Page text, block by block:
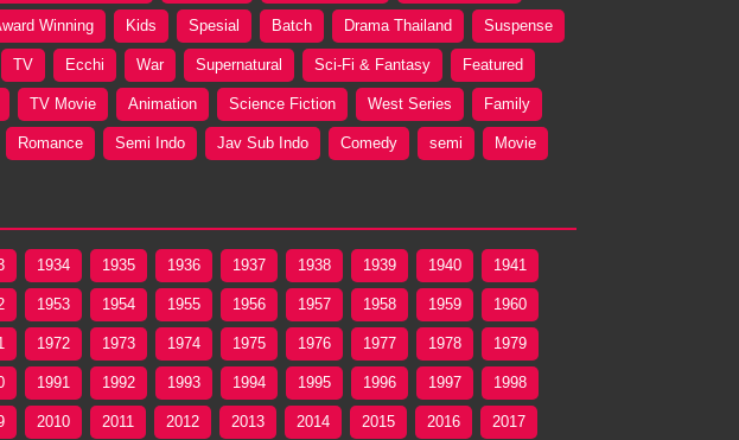
Winning Kids Spesial Batch Drama Thailand Suspense
TV Ecchi War Supernatural Sci-Fi & Fantasy Featured
TV Movie Animation Science Fiction West Series Family
Romance Semi Indo Jav Sub Indo Comedy semi Movie
1934 1935 1936 1937 1938 1939 1940 1941
1953 1954 1955 1956 1957 1958 1959 1960
1972 1973 1974 1975 1976 1977 1978 1979
1991 1992 1993 1994 1995 1996 1997 1998
2010 2011 2012 2013 2014 2015 2016 2017